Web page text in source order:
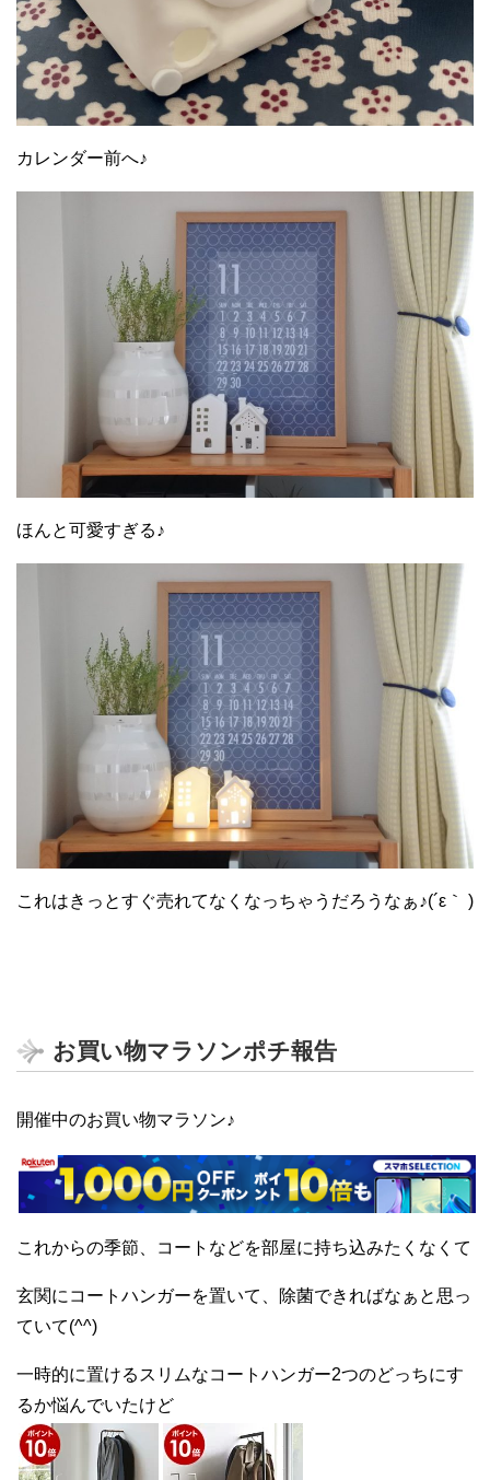
カレンダー前へ♪
ほんと可愛すぎる♪
これはきっとすぐ売れてなくなっちゃうだろうなぁ♪(´ε｀ )
お買い物マラソンポチ報告
開催中のお買い物マラソン♪
これからの季節、コートなどを部屋に持ち込みたくなくて
玄関にコートハンガーを置いて、除菌できればなぁと思っ
ていて(^^)
一時的に置けるスリムなコートハンガー2つのどっちにす
るか悩んでいたけど